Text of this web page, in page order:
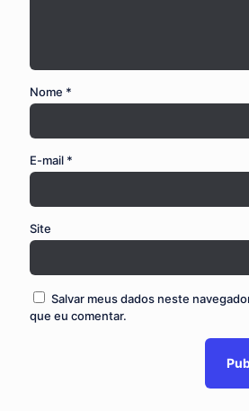
Nome *
E-mail *
Site
Salvar meus dados neste
que eu comentar.